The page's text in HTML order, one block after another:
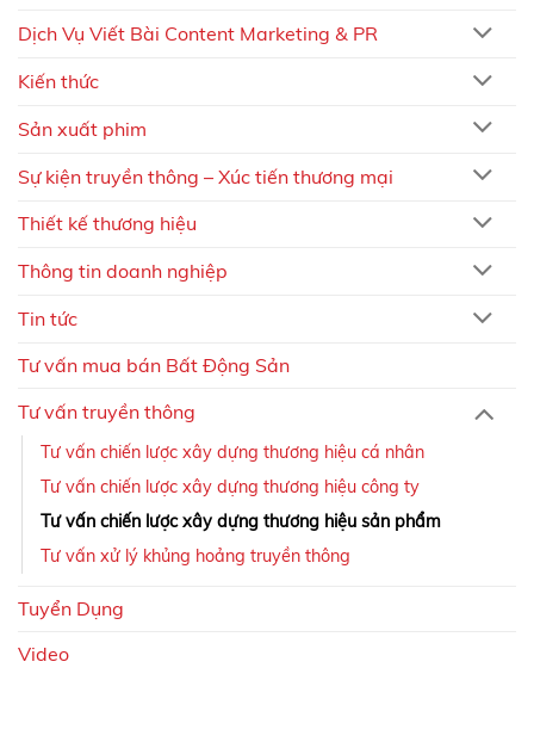
Dịch Vụ Viết Bài Content Marketing & PR
Kiến thức
Sản xuất phim
Sự kiện truyền thông – Xúc tiến thương mại
Thiết kế thương hiệu
Thông tin doanh nghiệp
Tin tức
Tư vấn mua bán Bất Động Sản
Tư vấn truyền thông
Tư vấn chiến lược xây dựng thương hiệu cá nhân
Tư vấn chiến lược xây dựng thương hiệu công ty
Tư vấn chiến lược xây dựng thương hiệu sản phẩm
Tư vấn xử lý khủng hoảng truyền thông
Tuyển Dụng
Video